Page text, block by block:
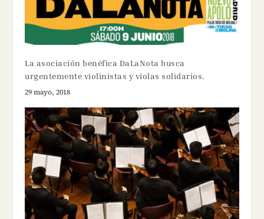
La asociación benéfica DaLaNota busca
urgentemente violinistas y violas solidarios.
29 mayo, 2018